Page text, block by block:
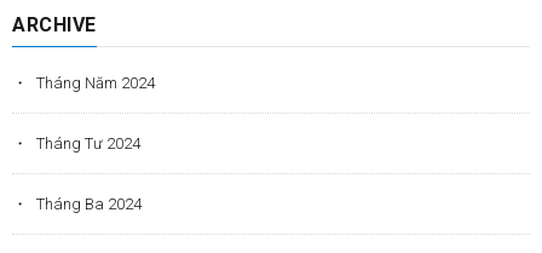
ARCHIVE
Tháng Năm 2024
Tháng Tư 2024
Tháng Ba 2024